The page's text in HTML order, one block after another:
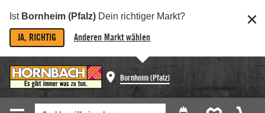
Ist Bornheim (Pfalz) Dein richtiger Markt?
JA, RICHTIG Anderen Markt wählen
Bornheim (Pfalz)